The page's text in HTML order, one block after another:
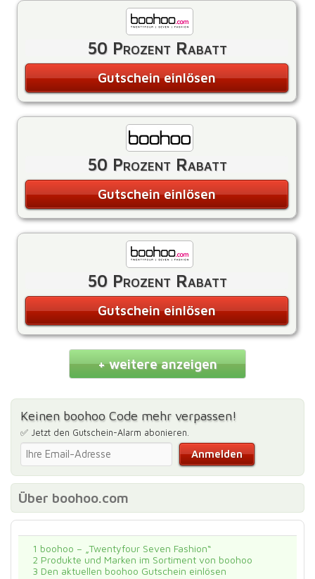
50 Prozent Rabatt
Gutschein einlösen
50 Prozent Rabatt
Gutschein einlösen
50 Prozent Rabatt
Gutschein einlösen
+ weitere anzeigen
Keinen boohoo Code mehr verpassen!
✅ Jetzt den Gutschein-Alarm abonieren.
Über boohoo.com
1 boohoo – „Twentyfour Seven Fashion“
2 Produkte und Marken im Sortiment von boohoo
3 Den aktuellen boohoo Gutschein einlösen